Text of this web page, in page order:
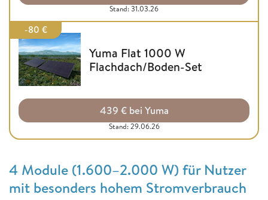
Stand: 31.03.26
-80 €
Yuma Flat 1000 W
Flachdach/Boden-Set
439 € bei Yuma
Stand: 29.06.26
4 Module (1.600–2.000 W) für Nutzer
mit besonders hohem Stromverbrauch